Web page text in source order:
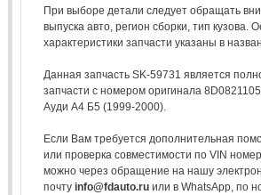
При выборе детали следует обращать
выпуска авто, регион сборки, тип кузова.
характеристики запчасти указаны в
Данная запчасть SK-59731 является
запчасти с номером оригинала
Ауди А4 Б5 (1999-2000).
Если Вам требуется дополнительная
или проверка совместимости по VIN
можно через обращение на нашу
почту info@fdauto.ruили в WhatsApp, по